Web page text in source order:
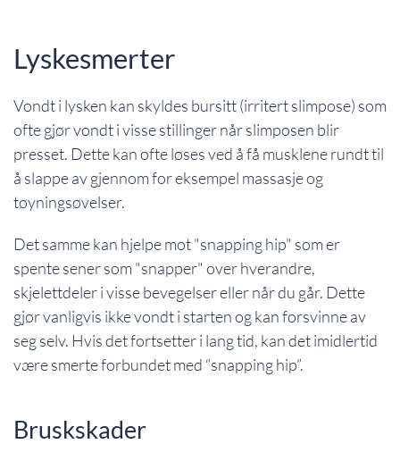
Lyskesmerter
Vondt i lysken kan skyldes bursitt (irritert slimpose) som
ofte gjør vondt i visse stillinger når slimposen blir
presset. Dette kan ofte løses ved å få musklene rundt til
å slappe av gjennom for eksempel massasje og
tøyningsøvelser.
Det samme kan hjelpe mot "snapping hip" som er
spente sener som "snapper" over hverandre,
skjelettdeler i visse bevegelser eller når du går. Dette
gjør vanligvis ikke vondt i starten og kan forsvinne av
seg selv. Hvis det fortsetter i lang tid, kan det imidlertid
være smerte forbundet med “snapping hip”.
Bruskskader